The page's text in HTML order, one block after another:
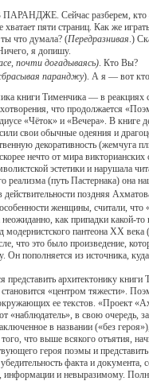
Сейчас разберем, кто
пяти страниц. Как же
думала? (Передразнивая .)
я допишу.
почти догадываясь) . Кто Вы?
паранджу). А я — вот
Тименчика — в реакциях
что продолжается
«Чёток» и «Вечера». В книге
свои обычные одеяния и
декоративность (жемчуга
нечто от мира
эстетики и нарушала
реализма (путь Пастернака) она
действительности поздняя
женщины, считали, что
неожиданно, как припадки какой-
модернистского пантеона ХХ
что это было произведение,
Он пополняется из источника,
архитектонику книги
«центром тяжести».
ее текстов. «Проект
«наблюдатель», в свою очередь,
в названии («без
что выше всякого отъятия,
героя поэмы и
факта и
информации и невыразимому.